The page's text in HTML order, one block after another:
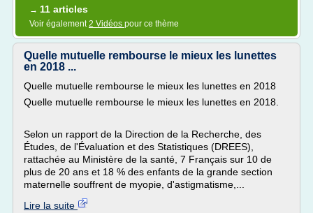
→ 11 articles
Voir également2 Vidéos pour ce thème
Quelle mutuelle rembourse le mieux les lunettes
en 2018 ...
Quelle mutuelle rembourse le mieux les lunettes en 2018
Quelle mutuelle rembourse le mieux les lunettes en 2018.
Selon un rapport de la Direction de la Recherche, des
Études, de l'Évaluation et des Statistiques (DREES),
rattachée au Ministère de la santé, 7 Français sur 10 de
plus de 20 ans et 18 % des enfants de la grande section
maternelle souffrent de myopie, d'astigmatisme,...
Lire la suite